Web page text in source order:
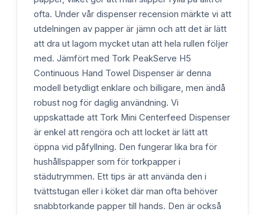
ofta. Under vår dispenser recension märkte vi att
utdelningen av papper är jämn och att det är lätt
att dra ut lagom mycket utan att hela rullen följer
med. Jämfört med Tork PeakServe H5
Continuous Hand Towel Dispenser är denna
modell betydligt enklare och billigare, men ändå
robust nog för daglig användning. Vi
uppskattade att Tork Mini Centerfeed Dispenser
är enkel att rengöra och att locket är lätt att
öppna vid påfyllning. Den fungerar lika bra för
hushållspapper som för torkpapper i
städutrymmen. Ett tips är att använda den i
tvättstugan eller i köket där man ofta behöver
snabbtorkande papper till hands. Den är också